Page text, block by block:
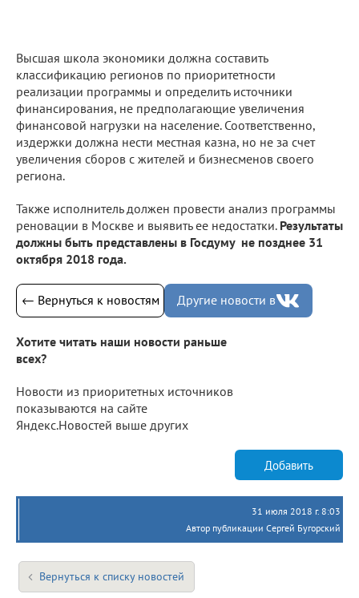
Высшая школа экономики должна составить
классификацию регионов по приоритетности
реализации программы и определить источники
финансирования, не предполагающие увеличения
финансовой нагрузки на население. Соответственно,
издержки должна нести местная казна, но не за счет
увеличения сборов с жителей и бизнесменов своего
региона.
Также исполнитель должен провести анализ программы
реновации в Москве и выявить ее недостатки. Результаты
должны быть представлены в Госдуму не позднее 31
октября 2018 года.
← Вернуться к новостям Другие новости в
Хотите читать наши новости раньше
всех?
Новости из приоритетных источников
показываются на сайте
Яндекс.Новостей выше других
Добавить
31 июля 2018 г. 8:03
Автор публикации Сергей Бугорский
Вернуться к списку новостей